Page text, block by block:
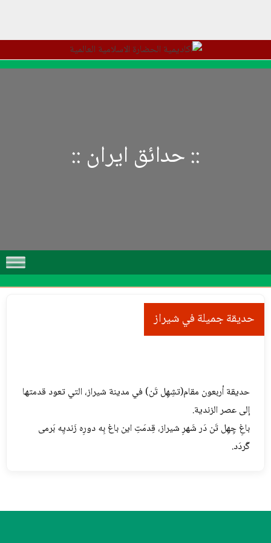
::حدائق ايران ::
Menu
حديقة جميلة في شيراز
حدیقة أربعون مقام(تشِهِل تَن) في مدینة شیراز، التي تعود قدمتها
إلی عصر الزندیة.
باغِ چِهِل تَن دَر شَهرِ شیراز، قِدمَتِ این باغ بِه دورِه زَندیِه بَرمی
گَردَد.